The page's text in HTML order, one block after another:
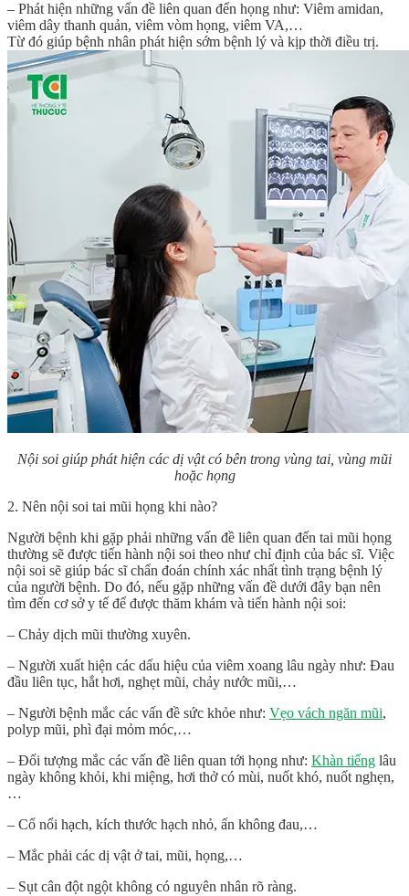
– Phát hiện những vấn đề liên quan đến họng như: Viêm amidan,
viêm dây thanh quản, viêm vòm họng, viêm VA,…
Từ đó giúp bệnh nhân phát hiện sớm bệnh lý và kịp thời điều trị.
Nội soi giúp phát hiện các dị vật có bên trong vùng tai, vùng mũi
hoặc họng
2. Nên nội soi tai mũi họng khi nào?
Người bệnh khi gặp phải những vấn đề liên quan đến tai mũi họng
thường sẽ được tiến hành nội soi theo như chỉ định của bác sĩ. Việc
nội soi sẽ giúp bác sĩ chẩn đoán chính xác nhất tình trạng bệnh lý
của người bệnh. Do đó, nếu gặp những vấn đề dưới đây bạn nên
tìm đến cơ sở y tế để được thăm khám và tiến hành nội soi:
– Chảy dịch mũi thường xuyên.
– Người xuất hiện các dấu hiệu của viêm xoang lâu ngày như: Đau
đầu liên tục, hắt hơi, nghẹt mũi, chảy nước mũi,…
– Người bệnh mắc các vấn đề sức khỏe như: Vẹo vách ngăn mũi,
polyp mũi, phì đại mỏm móc,…
– Đối tượng mắc các vấn đề liên quan tới họng như: Khàn tiếng lâu
ngày không khỏi, khi miệng, hơi thở có mùi, nuốt khó, nuốt nghẹn,
…
– Cổ nổi hạch, kích thước hạch nhỏ, ấn không đau,…
– Mắc phải các dị vật ở tai, mũi, họng,…
– Sụt cân đột ngột không có nguyên nhân rõ ràng.